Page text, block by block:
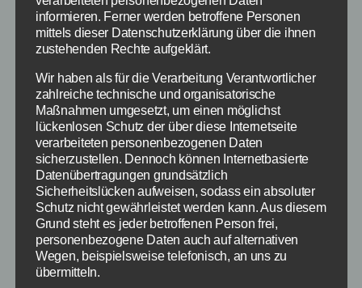
Spiel – Empfehlungen
informieren. Ferner werden betroffene Personen
mittels dieser Datenschutzerklärung über die ihnen
zustehenden Rechte aufgeklärt.
Wir haben als für die Verarbeitung Verantwortlicher
zahlreiche technische und organisatorische
Maßnahmen umgesetzt, um einen möglichst
lückenlosen Schutz der über diese Internetseite
verarbeiteten personenbezogenen Daten
sicherzustellen. Dennoch können Internetbasierte
Datenübertragungen grundsätzlich
Sicherheitslücken aufweisen, sodass ein absoluter
Schutz nicht gewährleistet werden kann. Aus diesem
Grund steht es jeder betroffenen Person frei,
personenbezogene Daten auch auf alternativen
Wegen, beispielsweise telefonisch, an uns zu
übermitteln.